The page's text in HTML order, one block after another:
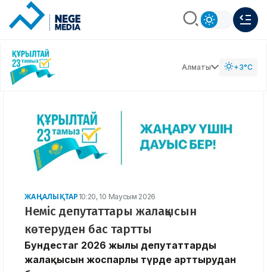
Алматы +3°C
ЖАҢАЛЫҚТАР 10:20, 10 Маусым 2026
Неміс депутаттары жалақысын
көтеруден бас тартты
Бундестаг 2026 жылы депутаттардың
жалақысын жоспарлы түрде арттырудан